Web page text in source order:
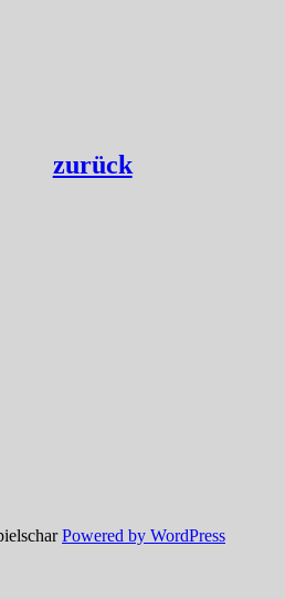
zurück
Powered by WordPress